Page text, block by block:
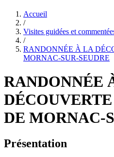
Accueil
/
Visites guidées et
/
RANDONNÉE À LA
MORNAC-SUR-SEUDRE
RANDONNÉE
DE MORNAC-
Présentation